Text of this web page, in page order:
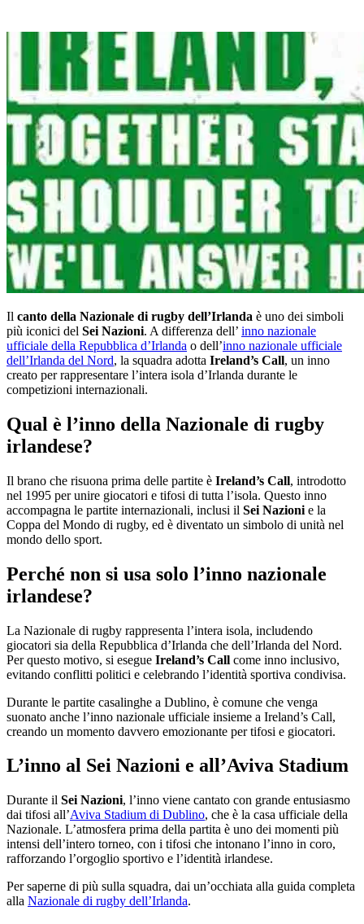
Il canto della Nazionale di rugby dell’Irlanda è uno dei simboli
più iconici del Sei Nazioni. A differenza dell’ inno nazionale
ufficiale della Repubblica d’Irlanda o dell’inno nazionale ufficiale
dell’Irlanda del Nord, la squadra adotta Ireland’s Call, un inno
creato per rappresentare l’intera isola d’Irlanda durante le
competizioni internazionali.
Qual è l’inno della Nazionale di rugby
irlandese?
Il brano che risuona prima delle partite è Ireland’s Call, introdotto
nel 1995 per unire giocatori e tifosi di tutta l’isola. Questo inno
accompagna le partite internazionali, inclusi il Sei Nazioni e la
Coppa del Mondo di rugby, ed è diventato un simbolo di unità nel
mondo dello sport.
Perché non si usa solo l’inno nazionale
irlandese?
La Nazionale di rugby rappresenta l’intera isola, includendo
giocatori sia della Repubblica d’Irlanda che dell’Irlanda del Nord.
Per questo motivo, si esegue Ireland’s Call come inno inclusivo,
evitando conflitti politici e celebrando l’identità sportiva condivisa.
Durante le partite casalinghe a Dublino, è comune che venga
suonato anche l’inno nazionale ufficiale insieme a Ireland’s Call,
creando un momento davvero emozionante per tifosi e giocatori.
L’inno al Sei Nazioni e all’Aviva Stadium
Durante il Sei Nazioni, l’inno viene cantato con grande entusiasmo
dai tifosi all’Aviva Stadium di Dublino, che è la casa ufficiale della
Nazionale. L’atmosfera prima della partita è uno dei momenti più
intensi dell’intero torneo, con i tifosi che intonano l’inno in coro,
rafforzando l’orgoglio sportivo e l’identità irlandese.
Per saperne di più sulla squadra, dai un’occhiata alla guida completa
alla Nazionale di rugby dell’Irlanda.